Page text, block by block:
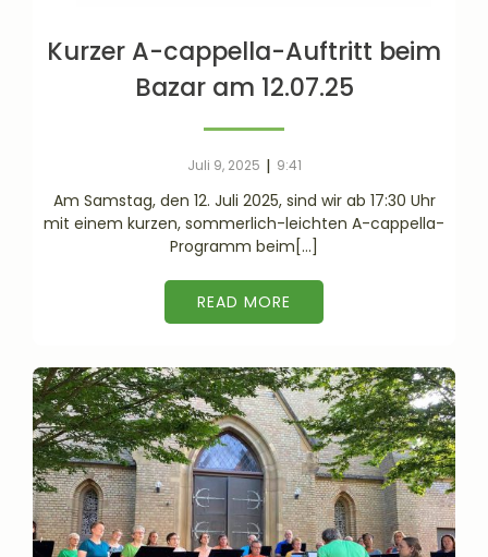
Kurzer A-cappella-Auftritt beim
Bazar am 12.07.25
Juli 9, 2025 | 9:41
Am Samstag, den 12. Juli 2025, sind wir ab 17:30 Uhr
mit einem kurzen, sommerlich-leichten A-cappella-
Programm beim[…]
READ MORE